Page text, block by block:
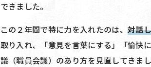
できました。
この２年間で特に力を入れたのは、 対話
取り入れ、「意見を言葉にする」「愉快
議（職員会議）のあり方を見直してきまし